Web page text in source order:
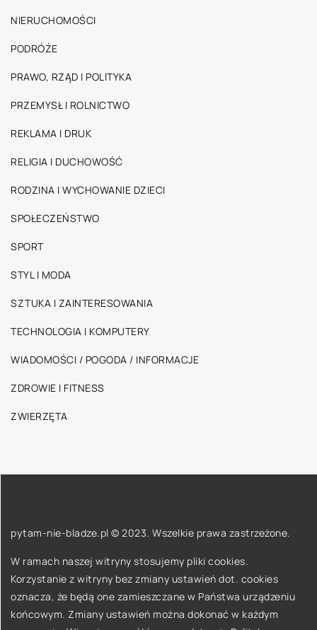
NIERUCHOMOŚCI
PODRÓŻE
PRAWO, RZĄD I POLITYKA
PRZEMYSŁ I ROLNICTWO
REKLAMA I DRUK
RELIGIA I DUCHOWOŚĆ
RODZINA I WYCHOWANIE DZIECI
SPOŁECZEŃSTWO
SPORT
STYL I MODA
SZTUKA I ZAINTERESOWANIA
TECHNOLOGIA I KOMPUTERY
WIADOMOŚCI / POGODA / INFORMACJE
ZDROWIE I FITNESS
ZWIERZĘTA
pytam-nie-bladze.pl © 2023. Wszelkie prawa zastrzeżone.
W ramach naszej witryny stosujemy pliki cookies.
Korzystanie z witryny bez zmiany ustawień dot. cookies
oznacza, że będą one zamieszczane w Państwa urządzeniu
końcowym. Zmiany ustawień można dokonać w każdym